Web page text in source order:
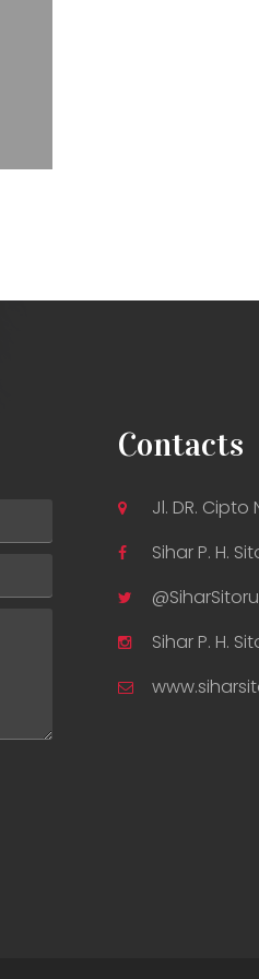
Contacts
Jl. DR. Cipto
Sihar P. H.
Sihar P. H.